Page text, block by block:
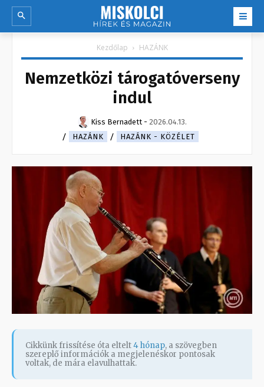
Kezdőlap HAZÁNK
Nemzetközi tárogatóverseny
indul
Kiss Bernadett - 2026.04.13.
HAZÁNK
HAZÁNK - KÖZÉLET
Cikkünk frissítése óta eltelt4 hónap, a szövegben
szereplő információk a megjelenéskor pontosak
voltak, de mára elavulhattak.